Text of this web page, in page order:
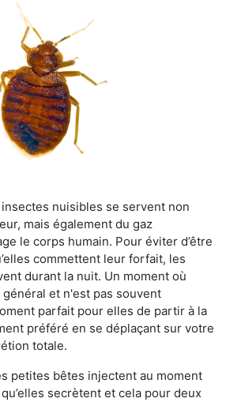
nuisibles se servent non
mais également du gaz
le corps humain. Pour éviter d’être
commettent leur forfait, les
durant la nuit. Un moment où
général et n'est pas souvent
parfait pour elles de partir à la
préféré en se déplaçant sur votre
totale.
petites bêtes injectent au moment
secrètent et cela pour deux